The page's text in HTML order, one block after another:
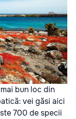
bun loc din
vei găsi aici
700 de specii